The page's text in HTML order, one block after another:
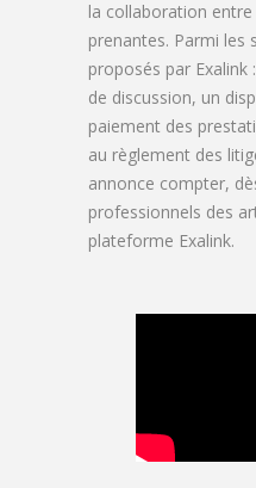
la collaboration
prenantes. Parmi les
proposés par Exalink
de discussion, un
paiement des
au règlement des
annonce compter,
professionnels des
plateforme Exalink.